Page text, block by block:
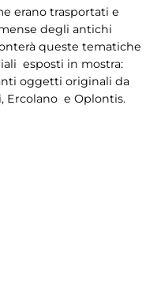
erano trasportati e
degli antichi
queste tematiche
esposti in mostra:
oggetti originali da
Ercolano e Oplontis.